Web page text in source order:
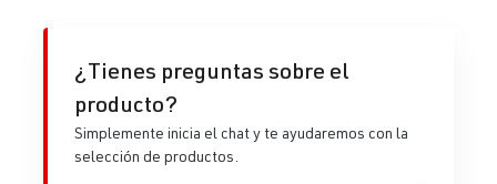
¿Tienes preguntas sobre el
producto?
Simplemente inicia el chat y te ayudaremos con la
selección de productos.